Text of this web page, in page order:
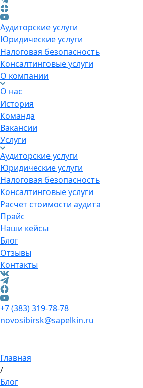
Аудиторские услуги
Юридические услуги
Налоговая безопасность
Консалтинговые услуги
О компании
О нас
История
Команда
Вакансии
Услуги
Аудиторские услуги
Юридические услуги
Налоговая безопасность
Консалтинговые услуги
Расчет стоимости аудита
Прайс
Наши кейсы
Блог
Отзывы
Контакты
+7 (383) 319-78-78
novosibirsk@sapelkin.ru
Главная
/
Блог